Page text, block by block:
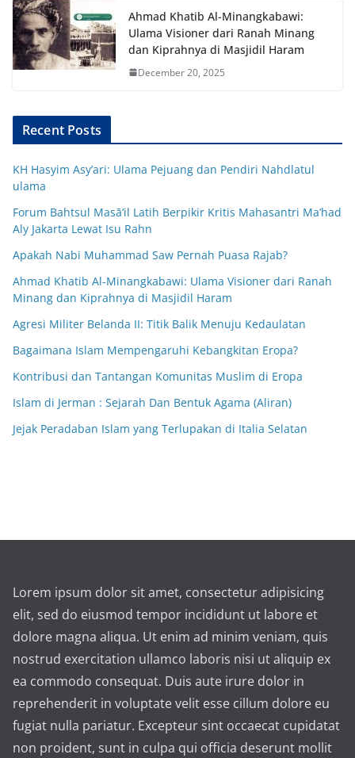
Ahmad Khatib Al-Minangkabawi:
Ulama Visioner dari Ranah Minang
dan Kiprahnya di Masjidil Haram
December 20, 2025
Recent Posts
KH Hasyim Asy’ari: Ulama Pejuang dan Pendiri Nahdlatul
ulama
Forum Bahtsul Masā’il Latih Berpikir Kritis Mahasantri Ma’had
Aly Jakarta Lewat Isu Rahn
Apakah Nabi Muhammad Saw Pernah Puasa Rajab?
Ahmad Khatib Al-Minangkabawi: Ulama Visioner dari Ranah
Minang dan Kiprahnya di Masjidil Haram
Agresi Militer Belanda II: Titik Balik Menuju Kedaulatan
Bagaimana Islam Mempengaruhi Kebangkitan Eropa?
Kontribusi dan Tantangan Komunitas Muslim di Eropa
Islam di Jerman : Sejarah Dan Bentuk Agama (Aliran)
Jejak Peradaban Islam yang Terlupakan di Italia Selatan
Lorem ipsum dolor sit amet, consectetur adipisicing
elit, sed do eiusmod tempor incididunt ut labore et
dolore magna aliqua. Ut enim ad minim veniam, quis
nostrud exercitation ullamco laboris nisi ut aliquip ex
ea commodo consequat. Duis aute irure dolor in
reprehenderit in voluptate velit esse cillum dolore eu
fugiat nulla pariatur. Excepteur sint occaecat cupidatat
non proident, sunt in culpa qui officia deserunt mollit